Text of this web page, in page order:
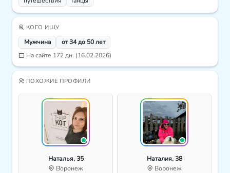
КОГО ИЩУ
Мужчина
от 34 до 50 лет
На сайте 172 дн. (16.02.2026)
ПОХОЖИЕ ПРОФИЛИ
Наталья, 35
Воронеж
Наталия, 38
Воронеж